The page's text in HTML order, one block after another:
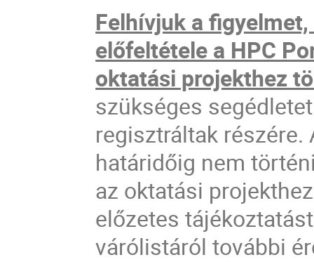
Felhívjuk a
előfeltétele a HPC
oktatási projekthez
szükséges
regisztráltak
határidőig nem
az oktatási
előzetes
várólistáról további